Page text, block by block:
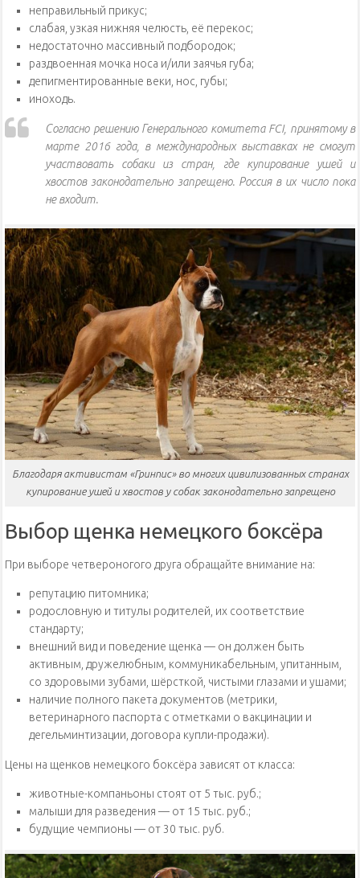
неправильный прикус;
слабая, узкая нижняя челюсть, её перекос;
недостаточно массивный подбородок;
раздвоенная мочка носа и/или заячья губа;
депигментированные веки, нос, губы;
иноходь.
Согласно решению Генерального комитета FCI, принятому в
марте 2016 года, в международных выставках не смогут
участвовать собаки из стран, где купирование ушей и
хвостов законодательно запрещено. Россия в их число пока
не входит.
Благодаря активистам «Гринпис» во многих цивилизованных странах
купирование ушей и хвостов у собак законодательно запрещено
Выбор щенка немецкого боксёра
При выборе четвероногого друга обращайте внимание на:
репутацию питомника;
родословную и титулы родителей, их соответствие
стандарту;
внешний вид и поведение щенка — он должен быть
активным, дружелюбным, коммуникабельным, упитанным,
со здоровыми зубами, шёрсткой, чистыми глазами и ушами;
наличие полного пакета документов (метрики,
ветеринарного паспорта с отметками о вакцинации и
дегельминтизации, договора купли-продажи).
Цены на щенков немецкого боксёра зависят от класса:
животные-компаньоны стоят от 5 тыс. руб.;
малыши для разведения — от 15 тыс. руб.;
будущие чемпионы — от 30 тыс. руб.